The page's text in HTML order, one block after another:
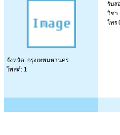
จังหวัด: กรุงเทพมหานคร
โพสต์: 1
รับส
วิชา
โทร